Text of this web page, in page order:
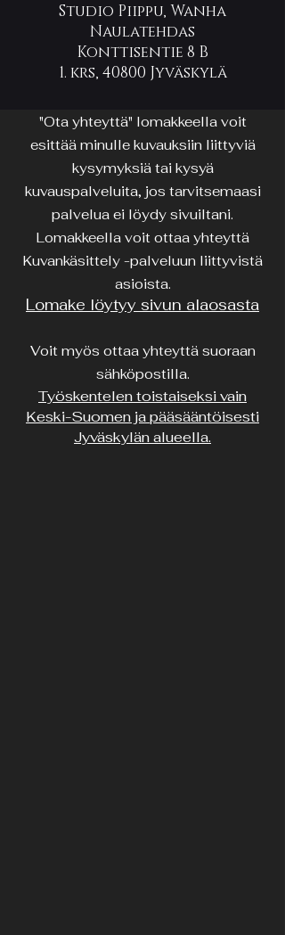
Studio Piippu, Wanha
Naulatehdas
Konttisentie 8 B
1. krs, 40800 Jyväskylä
"Ota yhteyttä" lomakkeella voit
esittää minulle kuvauksiin liittyviä
kysymyksiä tai kysyä
kuvauspalveluita, jos tarvitsemaasi
palvelua ei löydy sivuiltani.
Lomakkeella voit ottaa yhteyttä
Kuvankäsittely -palveluun liittyvistä
asioista.
Lomake löytyy sivun alaosasta
Voit myös ottaa yhteyttä suoraan
sähköpostilla.
Työskentelen toistaiseksi vain
Keski-Suomen ja pääsääntöisesti
Jyväskylän alueella.